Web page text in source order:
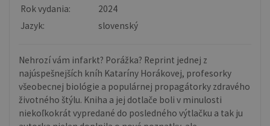
Rok vydania:
2024
Jazyk:
slovenský
Nehrozí vám infarkt? Porážka? Reprint jednej z
najúspešnejších kníh Kataríny Horákovej, profesorky
všeobecnej biológie a populárnej propagátorky zdravého
životného štýlu. Kniha a jej dotlače boli v minulosti
niekoľkokrát vypredané do posledného výtlačku a tak ju